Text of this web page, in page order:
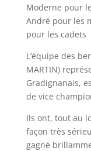
Moderne pour
André pour les
pour les cadets
L’équipe des
MARTIN)
Gradignanais,
de vice
Ils ont, tout au
façon très
gagné